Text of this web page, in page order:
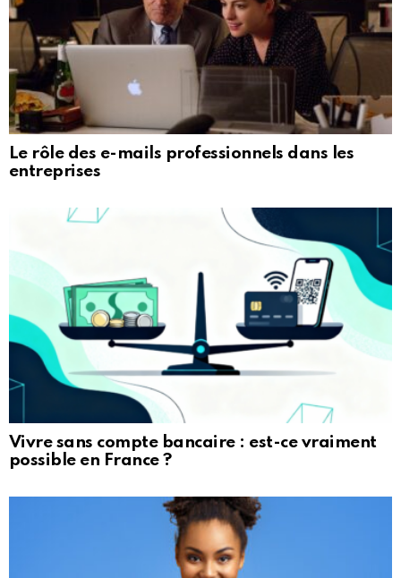
Le rôle des e-mails professionnels dans les
entreprises
Vivre sans compte bancaire : est-ce vraiment
possible en France ?